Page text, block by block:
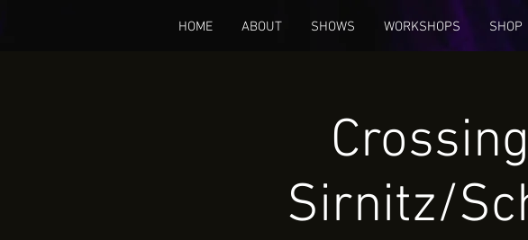
HOME ABOUT SHOWS WORKSHOPS SHOP
Sirnitz/